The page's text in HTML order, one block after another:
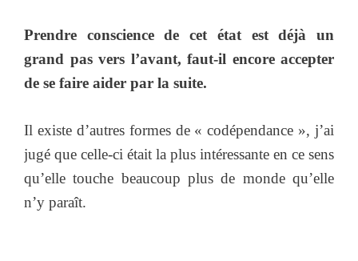
Prendre conscience de cet état est déjà un
grand pas vers l’avant, faut-il encore accepter
de se faire aider par la suite.
Il existe d’autres formes de « codépendance », j’ai
jugé que celle-ci était la plus intéressante en ce sens
qu’elle touche beaucoup plus de monde qu’elle
n’y paraît.